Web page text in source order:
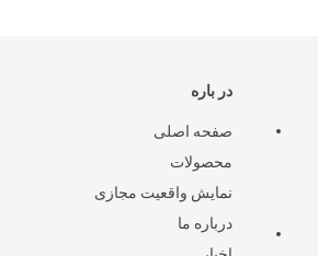
در باره
صفحه اصلی
محصولات
نمایش واقعیت مجازی
درباره ما